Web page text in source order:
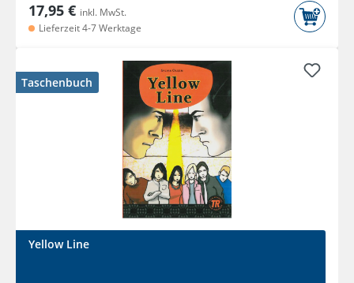
17,95 € inkl. MwSt.
Lieferzeit 4-7 Werktage
Taschenbuch
Yellow Line